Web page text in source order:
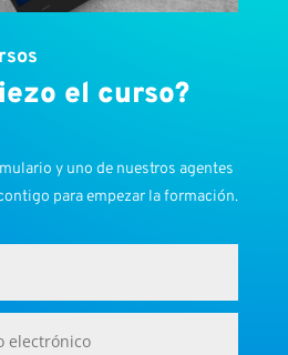
el curso?
y uno de nuestros agentes
para empezar la formación.